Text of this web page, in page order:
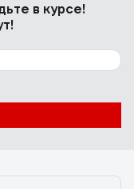
в курсе!